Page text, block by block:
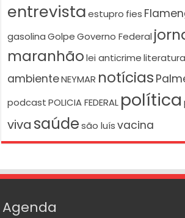
entrevista estupro fies
gasolina Golpe Governo Federal
maranhão lei anticrime literatura
ambienteNEYMAR notícias
podcast POLICIA FEDERAL política
viva saúde são luís vacina
Agenda